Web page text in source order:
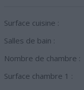
Surface cuisine :
Salles de bain :
Nombre de chambre :
Surface chambre 1 :